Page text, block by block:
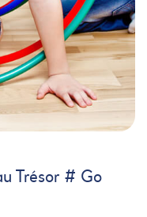
Trésor # Go